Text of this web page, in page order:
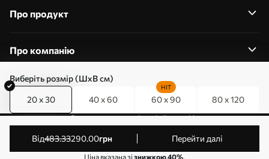
Виберіть розмір (ШхВ см)
20 x 30 40 x 60 60 x 90
HIT
80 x 120
від483.33290.00грн Перейти далі
Ціна вказана зізнижкою 40%.
Про продукт
Про компанію
0800357223
Редагування дозволів на файли cookie
© 2011-2026 Art-holst. Усі права захищені. Власник:
ТОВ “КЛЄВЄР”. Код ЄДРПОУ: 31780602.